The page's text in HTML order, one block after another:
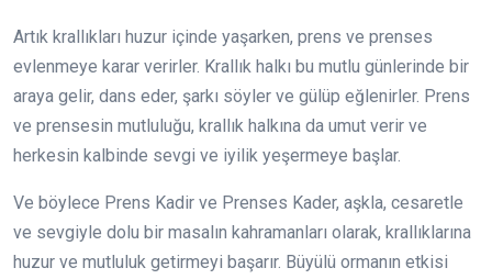
Artık krallıkları huzur içinde yaşarken, prens ve prenses
evlenmeye karar verirler. Krallık halkı bu mutlu günlerinde bir
araya gelir, dans eder, şarkı söyler ve gülüp eğlenirler. Prens
ve prensesin mutluluğu, krallık halkına da umut verir ve
herkesin kalbinde sevgi ve iyilik yeşermeye başlar.
Ve böylece Prens Kadir ve Prenses Kader, aşkla, cesaretle
ve sevgiyle dolu bir masalın kahramanları olarak, krallıklarına
huzur ve mutluluk getirmeyi başarır. Büyülü ormanın etkisi